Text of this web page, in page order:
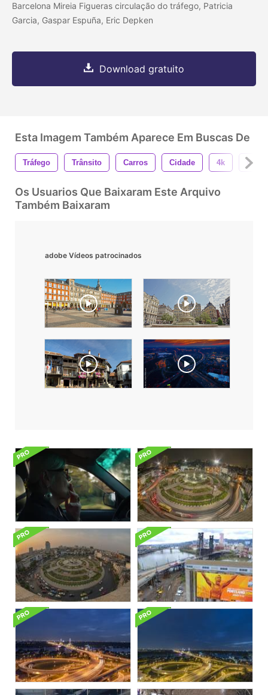
Barcelona Mireia Figueras circulação do tráfego, Patricia
Garcia, Gaspar Espuña, Eric Depken
Download gratuito
Esta Imagem Também Aparece Em Buscas De
Tráfego Trânsito Carros Cidade 4k
Os Usuarios Que Baixaram Este Arquivo
Também Baixaram
adobe Vídeos patrocinados